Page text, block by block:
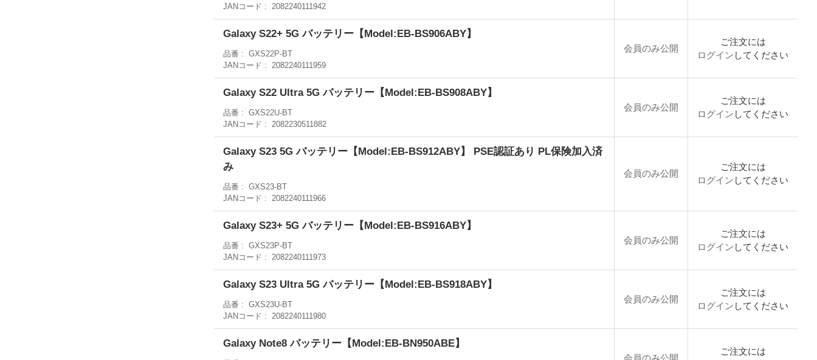
JANコード
2082240111942
Galaxy S22+ 5G バッテリー【Model:EB-BS906ABY】
品番
GXS22P-BT
JANコード
2082240111959
会員のみ公開
ご注文には
ログイン してください
Galaxy S22 Ultra 5G バッテリー【Model:EB-BS908ABY】
品番
GXS22U-BT
JANコード
2082230511882
会員のみ公開
ご注文には
ログイン してください
Galaxy S23 5G バッテリー【Model:EB-BS912ABY】 PSE認証あり PL保険加入済
み
品番
GXS23-BT
JANコード
2082240111966
会員のみ公開
ご注文には
ログイン してください
Galaxy S23+ 5G バッテリー【Model:EB-BS916ABY】
品番
GXS23P-BT
JANコード
2082240111973
会員のみ公開
ご注文には
ログイン してください
Galaxy S23 Ultra 5G バッテリー【Model:EB-BS918ABY】
品番
GXS23U-BT
JANコード
2082240111980
会員のみ公開
ご注文には
ログイン してください
Galaxy Note8 バッテリー【Model:EB-BN950ABE】
会員のみ公開
ご注文には